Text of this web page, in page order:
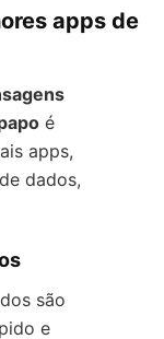
apps de
é
apps,
dados,
são
e